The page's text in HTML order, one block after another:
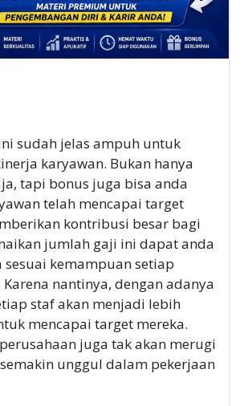
sudah jelas ampuh untuk
karyawan. Bukan hanya
tapi bonus juga bisa anda
telah mencapai target
kontribusi besar bagi
jumlah gaji ini dapat anda
kemampuan setiap
nantinya, dengan adanya
staf akan menjadi lebih
mencapai target mereka.
juga tak akan merugi
unggul dalam pekerjaan